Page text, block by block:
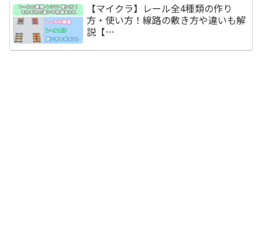
【マイクラ】レール全4種類の作り
方・使い方！線路の敷き方や違いも解
説【…